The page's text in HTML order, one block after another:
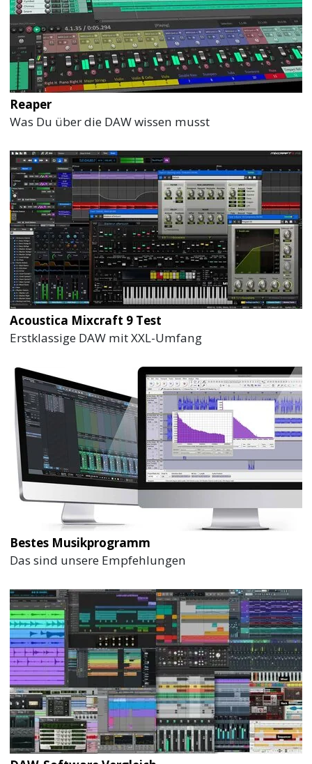
Reaper
Was Du über die DAW wissen musst
Acoustica Mixcraft 9 Test
Erstklassige DAW mit XXL-Umfang
Bestes Musikprogramm
Das sind unsere Empfehlungen